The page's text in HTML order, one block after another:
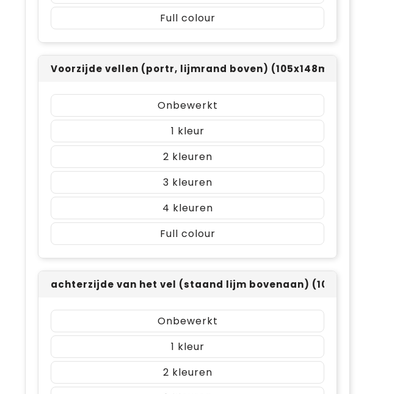
Full colour
Voorzijde vellen (portr, lijmrand boven) (105x148mm)
Onbewerkt
1
2
3
4
Full colour
achterzijde van het vel (staand lijm bovenaan) (105x148mm)
Onbewerkt
1
2